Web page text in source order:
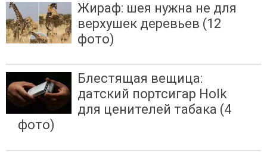
Жираф: шея нужна не для
верхушек деревьев (12
фото)
Блестящая вещица:
датский портсигар Holk
для ценителей табака (4
фото)